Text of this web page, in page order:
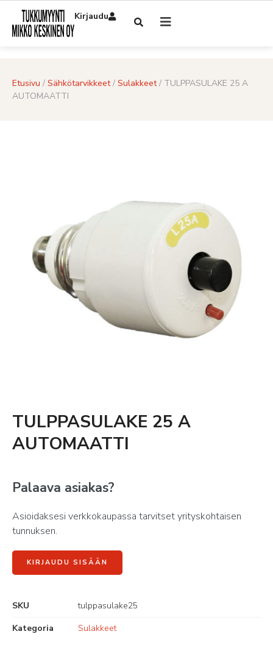
Kirjaudu
Etusivu / Sähkötarvikkeet/ Sulakkeet/ TULPPASULAKE 25 A
AUTOMAATTI
TULPPASULAKE 25 A
AUTOMAATTI
Palaava asiakas?
Asioidaksesi verkkokaupassa tarvitset yrityskohtaisen
tunnuksen.
KIRJAUDU SISÄÄN
SKU
tulppasulake25
Kategoria
Sulakkeet